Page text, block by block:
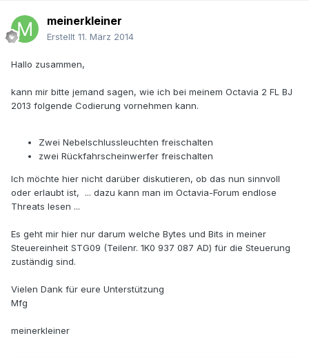
meinerkleiner
Erstellt 11. März 2014
Hallo zusammen,
kann mir bitte jemand sagen, wie ich bei meinem Octavia 2 FL BJ
2013 folgende Codierung vornehmen kann.
Zwei Nebelschlussleuchten freischalten
zwei Rückfahrscheinwerfer freischalten
Ich möchte hier nicht darüber diskutieren, ob das nun sinnvoll
oder erlaubt ist, ... dazu kann man im Octavia-Forum endlose
Threats lesen ...
Es geht mir hier nur darum welche Bytes und Bits in meiner
Steuereinheit STG09 (Teilenr. 1K0 937 087 AD) für die Steuerung
zuständig sind.
Vielen Dank für eure Unterstützung
Mfg
meinerkleiner